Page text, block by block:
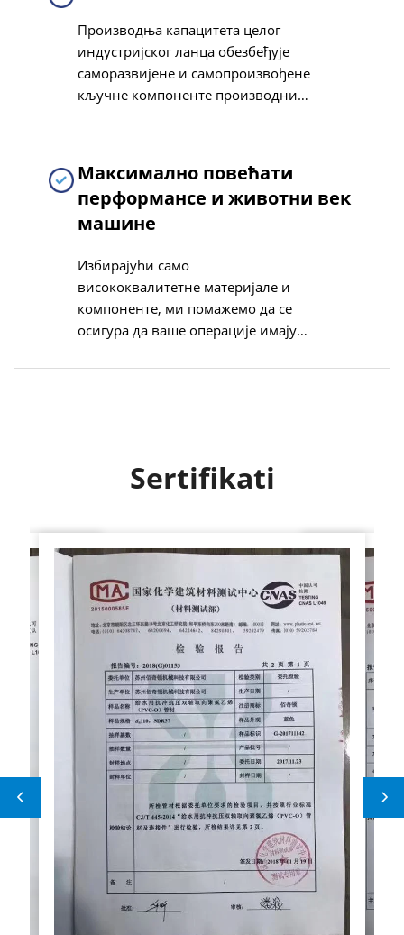
Производња капацитета целог
индустријског ланца обезбеђује
саморазвијене и самопроизвођене
кључне компоненте производних
компатибилност производа и
Максимално повећати
перформансе и животни век
машине
Избирајући само
висококвалитетне материјале и
компоненте, ми помажемо да се
осигура да ваше операције имају
поуздане и издржљиве,
Sertifikati